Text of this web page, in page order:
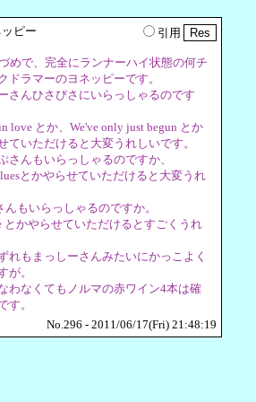
ピー 引用
めで、完全にランナーハイ状態の何チ
ドラマーのヨネッピーです。
さんひさびさにいらっしゃるのです
love とか、We've only just begun とか
ていただけると大変うれしいです。
さんもいらっしゃるのですか、
とかやらせていただけると大変うれ
んもいらっしゃるのですか。
とかやらせていただけるとすごくうれ
れもまっしーさんみたいにかっこよく
が。
わなくてもノルマの赤ワイン4本は確
す。
No.296 - 2011/06/17(Fri) 21:48:19